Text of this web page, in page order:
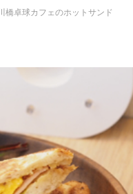
橋卓球カフェのホットサンド